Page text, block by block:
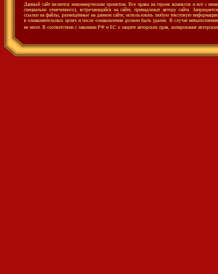
Данный сайт является некоммерческим проектом. Все права на героев комиксов и всё с
специально отмеченного), встречающийся на сайте, принадлежат автору сайта.
ссылки на файлы, размещённые на данном сайте; использовать любую текстовую
в ознакомительных целях и после ознакомления должен быть удален. В случае невыполнения
не несет. В соответствии с законами РФ и ЕС о защите авторских прав, копирование